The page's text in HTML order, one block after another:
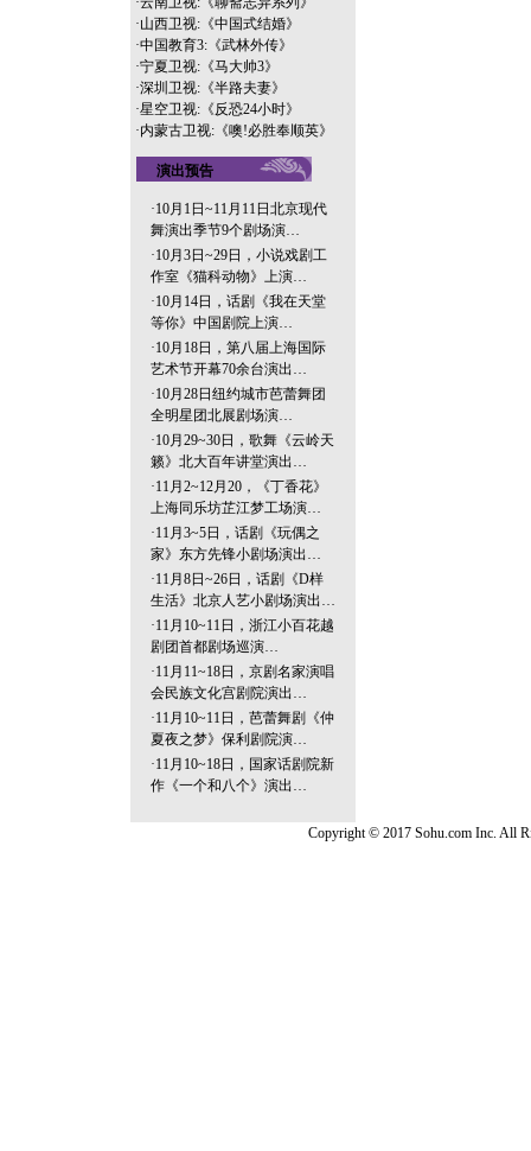
·山西卫视:《中国式结婚》
·中国教育3:《武林外传》
·宁夏卫视:《马大帅3》
·深圳卫视:《半路夫妻》
·星空卫视:《反恐24小时》
·内蒙古卫视:《噢!必胜奉顺英》
演出预告
·10月1日~11月11日北京现代
舞演出季节9个剧场演…
·10月3日~29日，小说戏剧工
作室《猫科动物》上演…
·10月14日，话剧《我在天堂
等你》中国剧院上演…
·10月18日，第八届上海国际
艺术节开幕70余台演出…
·10月28日纽约城市芭蕾舞团
全明星团北展剧场演…
·10月29~30日，歌舞《云岭天
籁》北大百年讲堂演出…
·11月2~12月20，《丁香花》
上海同乐坊芷江梦工场演…
·11月3~5日，话剧《玩偶之
家》东方先锋小剧场演出…
·11月8日~26日，话剧《D样
生活》北京人艺小剧场演出…
·11月10~11日，浙江小百花越
剧团首都剧场巡演…
·11月11~18日，京剧名家演唱
会民族文化宫剧院演出…
·11月10~11日，芭蕾舞剧《仲
夏夜之梦》保利剧院演…
·11月10~18日，国家话剧院新
作《一个和八个》演出…
Copyright © 2017 Sohu.com Inc. All